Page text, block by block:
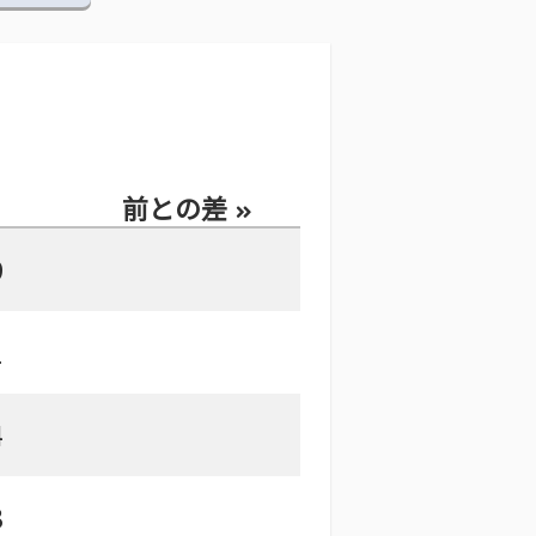
前との差